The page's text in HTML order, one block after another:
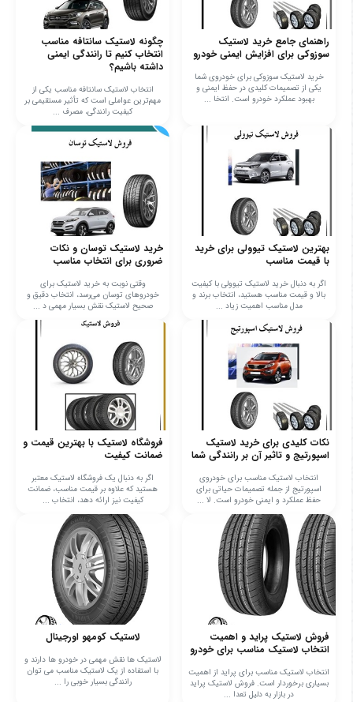
راهنمای جامع خرید لاستیک
سوزوکی برای افزایش ایمنی خودرو
خرید لاستیک سوزوکی برای خودروی شما
یکی از تصمیمات کلیدی در حفظ ایمنی و
بهبود عملکرد خودرو است. انتخا ...
چگونه لاستیک سانتافه مناسب
انتخاب کنیم تا رانندگی ایمنی
داشته باشیم؟
انتخاب لاستیک سانتافه مناسب یکی از
مهم‌ترین عواملی است که تأثیر مستقیمی بر
کیفیت رانندگی، مصرف ...
بهترین لاستیک تیوولی برای خرید
با قیمت مناسب
اگر به دنبال خرید لاستیک تیوولی با کیفیت
بالا و قیمت مناسب هستید، انتخاب برند و
مدل مناسب اهمیت زیاد ...
خرید لاستیک توسان و نکات
ضروری برای انتخاب مناسب
وقتی نوبت به خرید لاستیک برای
خودروهای توسان می‌رسد، انتخاب دقیق و
صحیح لاستیک نقش بسیار مهمی د ...
نکات کلیدی برای خرید لاستیک
اسپورتیج و تاثیر آن بر رانندگی شما
انتخاب لاستیک مناسب برای خودروی
اسپورتیج از جمله تصمیمات حیاتی برای
حفظ عملکرد و ایمنی خودرو است. لا ...
فروشگاه لاستیک با بهترین قیمت و
ضمانت کیفیت
اگر به دنبال یک فروشگاه لاستیک معتبر
هستید که علاوه بر قیمت مناسب، ضمانت
کیفیت نیز ارائه دهد، انتخاب ...
فروش لاستیک پراید و اهمیت
انتخاب لاستیک مناسب برای خودرو
انتخاب لاستیک مناسب برای پراید از اهمیت
بسیاری برخوردار است. فروش لاستیک پراید
در بازار به دلیل تعدا ...
لاستیک کومهو اورجینال
لاستیک ها نقش مهمی در خودرو ها دارند و
با استفاده از یک لاستیک مناسب می توان
رانندگی بسیار خوبی را ...